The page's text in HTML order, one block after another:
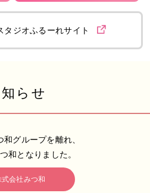
タジオふるーれサイト
らせ
グループを離れ、
和となりました。
式会社みつ和